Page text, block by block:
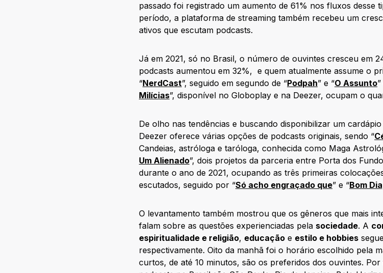
passado foi registrado um aumento de 61% nos fluxos desse
período, a plataforma de streaming também recebeu um
ativos que escutam podcasts.
Já em 2021, só no Brasil, o número de ouvintes cresceu em
podcasts aumentou em 32%, e quem atualmente assume o
“NerdCast”, seguido em segundo de “Podpah” e “O Assunto
Milícias”, disponível no Globoplay e na Deezer, ocupam o
De olho nas tendências e buscando disponibilizar um
Deezer oferece várias opções de podcasts originais, sendo “
Candeias, astróloga e taróloga, conhecida como Maga
Um Alienado”, dois projetos da parceria entre Porta dos
durante o ano de 2021, ocupando as três primeiras
escutados, seguido por “Só acho engraçado que” e “Bom
O levantamento também mostrou que os gêneros que mais
falam sobre as questões experienciadas pela sociedade. A
espiritualidade e religião, educação e estilo e hobbies
respectivamente. Oito da manhã foi o horário escolhido pela
curtos, de até 10 minutos, são os preferidos dos ouvintes.